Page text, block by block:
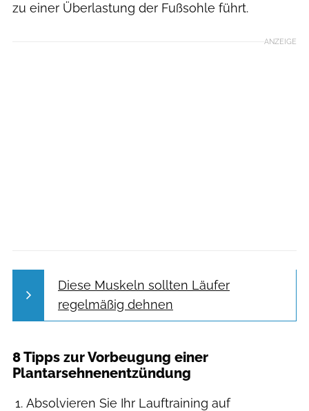
zu einer Überlastung der Fußsohle führt.
ANZEIGE
Diese Muskeln sollten Läufer
regelmäßig dehnen
8 Tipps zur Vorbeugung einer
Plantarsehnenentzündung
Absolvieren Sie Ihr Lauftraining auf